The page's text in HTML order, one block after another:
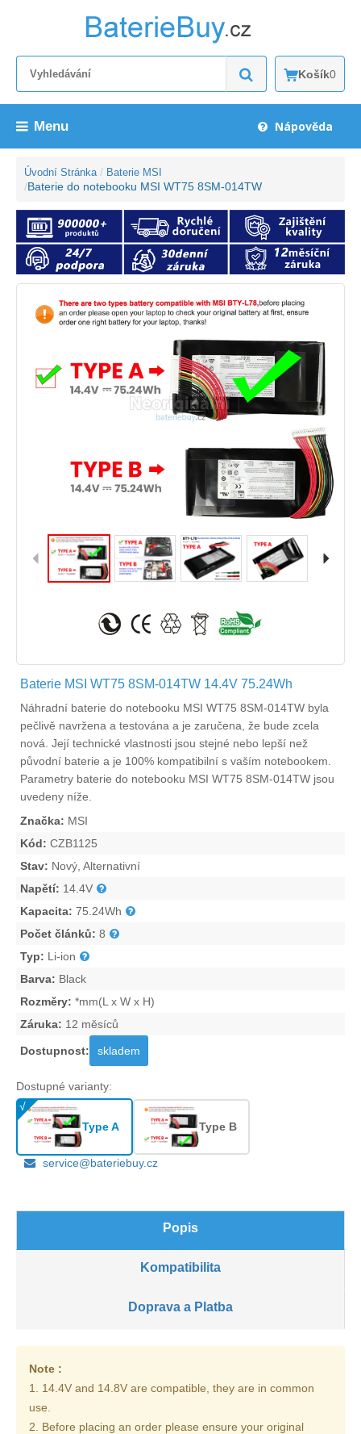
Košík0
Menu Nápověda
Úvodní Stránka Baterie MSI
Baterie do notebooku MSI WT75 8SM-014TW
Baterie MSI WT75 8SM-014TW 14.4V 75.24Wh
Náhradní baterie do notebooku MSI WT75 8SM-014TW byla
pečlivě navržena a testována a je zaručena, že bude zcela
nová. Její technické vlastnosti jsou stejné nebo lepší než
původní baterie a je 100% kompatibilní s vaším notebookem.
Parametry baterie do notebooku MSI WT75 8SM-014TW jsou
uvedeny níže.
Značka: MSI
Kód: CZB1125
Stav: Nový, Alternativní
Napětí: 14.4V
Kapacita: 75.24Wh
Počet článků: 8
Typ: Li-ion
Barva: Black
Rozměry: *mm(L x W x H)
Záruka: 12 měsíců
Dostupnost: skladem
Dostupné varianty:
Type A Type B
service@bateriebuy.cz
Popis
Kompatibilita
Doprava a Platba
Note :
1. 14.4V and 14.8V are compatible, they are in common
use.
2. Before placing an order please ensure your original